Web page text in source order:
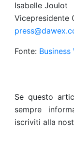
Isabelle Joulot
Vicepresidente
Fonte: Business
Se questo
sempre
iscriviti alla